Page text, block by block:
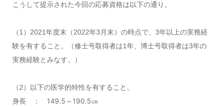
こうして提示された今回の応募資格は以下の通り。
（1） 2021年度末（2022年3月末）の時点で、 3年以上の実務経
験を有すること。（修士号取得者は1年、博士号取得者は3年の
実務経験とみなす。）
（2）以下の医学的特性を有すること。
身長 ： 149.5 ～ 190.5㎝